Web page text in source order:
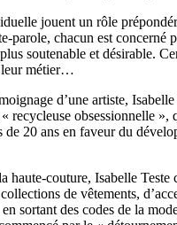
jouent un rôle
parole, chacun est concerné
soutenable et désirable.
leur métier…
d’une artiste, Isabelle
recycleuse obsessionnelle »,
20 ans en faveur du
haute-couture, Isabelle Teste
de vêtements,
sortant des codes de la